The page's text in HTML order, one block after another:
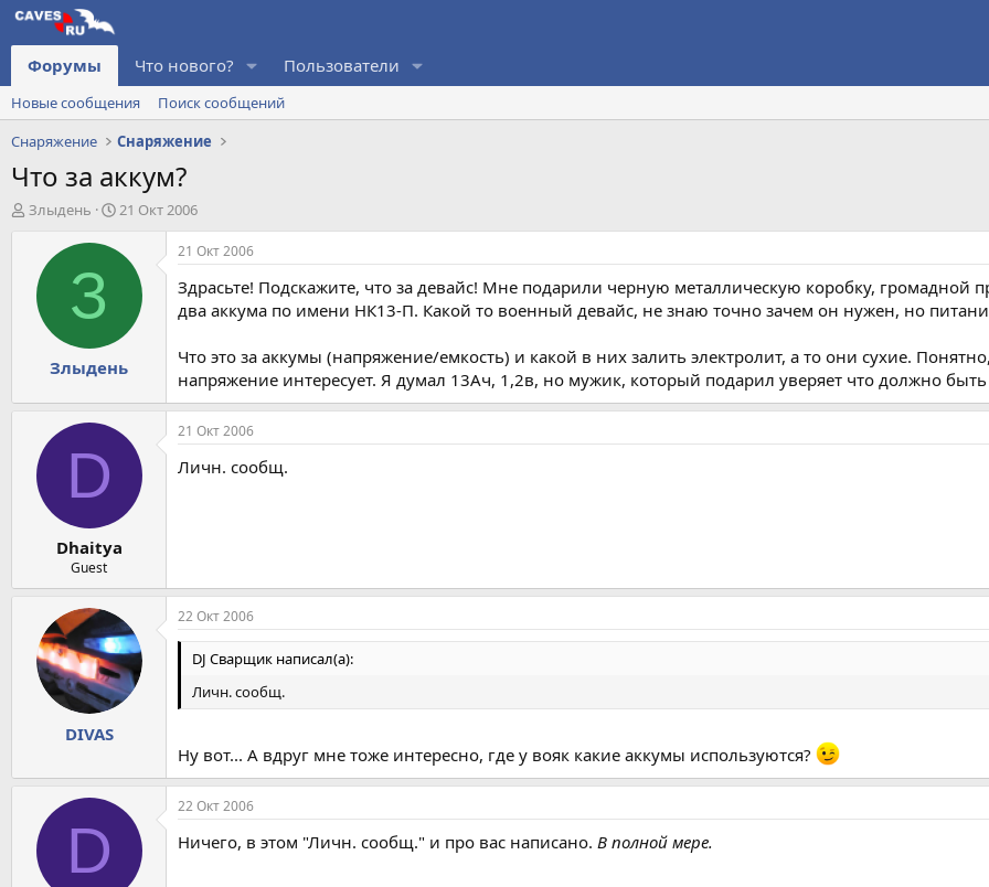
Форумы Что нового? Пользователи
Новые сообщения
Поиск сообщений
Снаряжение
Снаряжение
Что за аккум?
А
Злыдень
Д
т
а
л
21 Окт 2006
З
Злыдень
21 Окт 2006
Здрасьте! Подскажите, что за девайс! Мне подарили черную металлическую коробку, громадной
два аккума по имени НК13-П. Какой то военный девайс, не знаю точно зачем он нужен, но
Что это за аккумы (напряжение/емкость) и какой в них залить электролит, а то они сухие.
напряжение интересует. Я думал 13Ач, 1,2в, но мужик, который подарил уверяет что должно быть
D
Dhaitya
Guest
21 Окт 2006
Личн. сообщ.
DIVAS
22 Окт 2006
DJ Сварщик написал(а):
Личн. сообщ.
Ну вот... А вдруг мне тоже интересно, где у вояк какие аккумы используются?
D
22 Окт 2006
Ничего, в этом "Личн. сообщ." и про вас написано. В полной мере.